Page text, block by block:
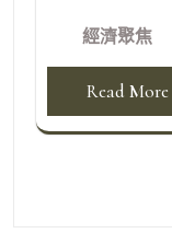
經濟聚焦
Read More